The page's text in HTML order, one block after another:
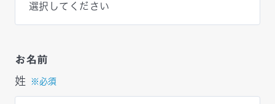
お名前
姓
※必須